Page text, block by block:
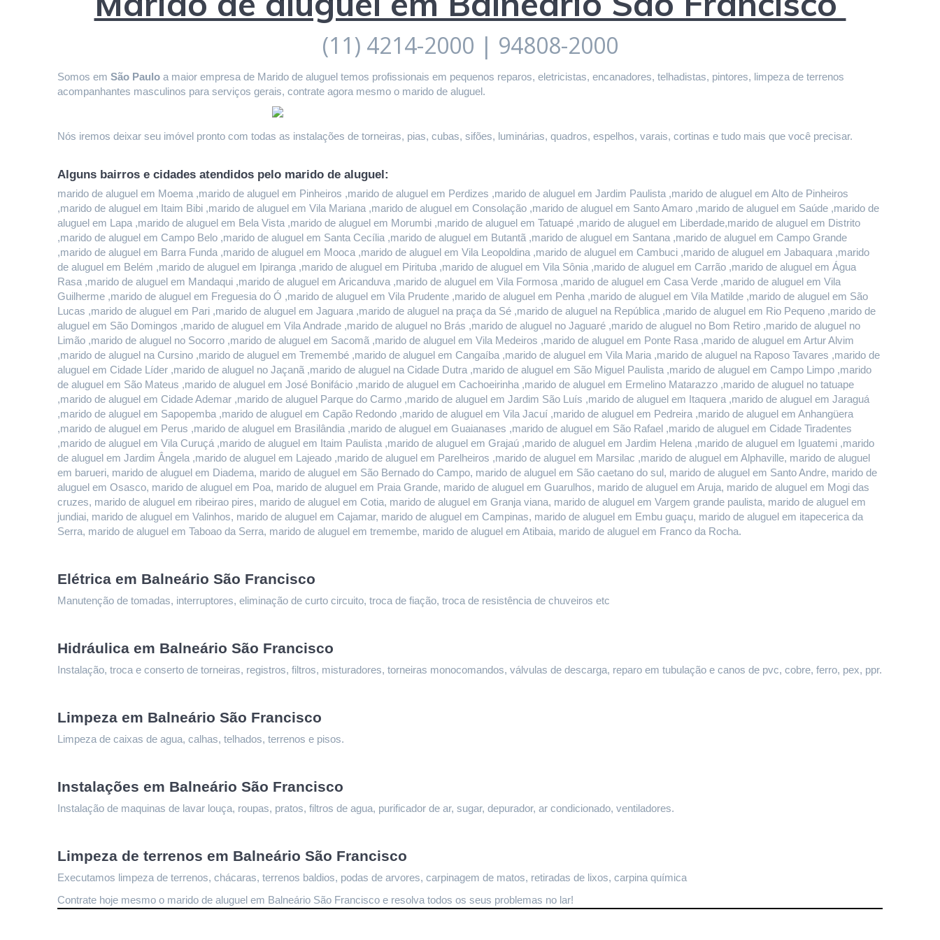
(11) 4214-2000 | 94808-2000
Somos em São Paulo a maior empresa de Marido de aluguel temos profissionais em pequenos reparos, eletricistas, encanadores, telhadistas, pintores, limpeza de terrenos
acompanhantes masculinos para serviços gerais, contrate agora mesmo o marido de aluguel.
Nós iremos deixar seu imóvel pronto com todas as instalações de torneiras, pias, cubas, sifões, luminárias, quadros, espelhos, varais, cortinas e tudo mais que você precisar.
Alguns bairros e cidades atendidos pelo marido de aluguel:
marido de aluguel em Moema ,marido de aluguel em Pinheiros ,marido de aluguel em Perdizes ,marido de aluguel em Jardim Paulista ,marido de aluguel em Alto de Pinheiros
,marido de aluguel em Itaim Bibi ,marido de aluguel em Vila Mariana ,marido de aluguel em Consolação ,marido de aluguel em Santo Amaro ,marido de aluguel em Saúde ,marido de
aluguel em Lapa ,marido de aluguel em Bela Vista ,marido de aluguel em Morumbi ,marido de aluguel em Tatuapé ,marido de aluguel em Liberdade,marido de aluguel em Distrito
,marido de aluguel em Campo Belo ,marido de aluguel em Santa Cecília ,marido de aluguel em Butantã ,marido de aluguel em Santana ,marido de aluguel em Campo Grande
,marido de aluguel em Barra Funda ,marido de aluguel em Mooca ,marido de aluguel em Vila Leopoldina ,marido de aluguel em Cambuci ,marido de aluguel em Jabaquara ,marido
de aluguel em Belém ,marido de aluguel em Ipiranga ,marido de aluguel em Pirituba ,marido de aluguel em Vila Sônia ,marido de aluguel em Carrão ,marido de aluguel em Água
Rasa ,marido de aluguel em Mandaqui ,marido de aluguel em Aricanduva ,marido de aluguel em Vila Formosa ,marido de aluguel em Casa Verde ,marido de aluguel em Vila
Guilherme ,marido de aluguel em Freguesia do Ó ,marido de aluguel em Vila Prudente ,marido de aluguel em Penha ,marido de aluguel em Vila Matilde ,marido de aluguel em São
Lucas ,marido de aluguel em Pari ,marido de aluguel em Jaguara ,marido de aluguel na praça da Sé ,marido de aluguel na República ,marido de aluguel em Rio Pequeno ,marido de
aluguel em São Domingos ,marido de aluguel em Vila Andrade ,marido de aluguel no Brás ,marido de aluguel no Jaguaré ,marido de aluguel no Bom Retiro ,marido de aluguel no
Limão ,marido de aluguel no Socorro ,marido de aluguel em Sacomã ,marido de aluguel em Vila Medeiros ,marido de aluguel em Ponte Rasa ,marido de aluguel em Artur Alvim
,marido de aluguel na Cursino ,marido de aluguel em Tremembé ,marido de aluguel em Cangaíba ,marido de aluguel em Vila Maria ,marido de aluguel na Raposo Tavares ,marido de
aluguel em Cidade Líder ,marido de aluguel no Jaçanã ,marido de aluguel na Cidade Dutra ,marido de aluguel em São Miguel Paulista ,marido de aluguel em Campo Limpo ,marido
de aluguel em São Mateus ,marido de aluguel em José Bonifácio ,marido de aluguel em Cachoeirinha ,marido de aluguel em Ermelino Matarazzo ,marido de aluguel no tatuape
,marido de aluguel em Cidade Ademar ,marido de aluguel Parque do Carmo ,marido de aluguel em Jardim São Luís ,marido de aluguel em Itaquera ,marido de aluguel em Jaraguá
,marido de aluguel em Sapopemba ,marido de aluguel em Capão Redondo ,marido de aluguel em Vila Jacuí ,marido de aluguel em Pedreira ,marido de aluguel em Anhangüera
,marido de aluguel em Perus ,marido de aluguel em Brasilândia ,marido de aluguel em Guaianases ,marido de aluguel em São Rafael ,marido de aluguel em Cidade Tiradentes
,marido de aluguel em Vila Curuçá ,marido de aluguel em Itaim Paulista ,marido de aluguel em Grajaú ,marido de aluguel em Jardim Helena ,marido de aluguel em Iguatemi ,marido
de aluguel em Jardim Ângela ,marido de aluguel em Lajeado ,marido de aluguel em Parelheiros ,marido de aluguel em Marsilac ,marido de aluguel em Alphaville, marido de aluguel
em barueri, marido de aluguel em Diadema, marido de aluguel em São Bernado do Campo, marido de aluguel em São caetano do sul, marido de aluguel em Santo Andre, marido de
aluguel em Osasco, marido de aluguel em Poa, marido de aluguel em Praia Grande, marido de aluguel em Guarulhos, marido de aluguel em Aruja, marido de aluguel em Mogi das
cruzes, marido de aluguel em ribeirao pires, marido de aluguel em Cotia, marido de aluguel em Granja viana, marido de aluguel em Vargem grande paulista, marido de aluguel em
jundiai, marido de aluguel em Valinhos, marido de aluguel em Cajamar, marido de aluguel em Campinas, marido de aluguel em Embu guaçu, marido de aluguel em itapecerica da
Serra, marido de aluguel em Taboao da Serra, marido de aluguel em tremembe, marido de aluguel em Atibaia, marido de aluguel em Franco da Rocha.
Elétrica em Balneário São Francisco
Manutenção de tomadas, interruptores, eliminação de curto circuito, troca de fiação, troca de resistência de chuveiros etc
Hidráulica em Balneário São Francisco
Instalação, troca e conserto de torneiras, registros, filtros, misturadores, torneiras monocomandos, válvulas de descarga, reparo em tubulação e canos de pvc, cobre, ferro, pex, ppr.
Limpeza em Balneário São Francisco
Limpeza de caixas de agua, calhas, telhados, terrenos e pisos.
Instalações em Balneário São Francisco
Instalação de maquinas de lavar louça, roupas, pratos, filtros de agua, purificador de ar, sugar, depurador, ar condicionado, ventiladores.
Limpeza de terrenos em Balneário São Francisco
Executamos limpeza de terrenos, chácaras, terrenos baldios, podas de arvores, carpinagem de matos, retiradas de lixos, carpina química
Contrate hoje mesmo o marido de aluguel em Balneário São Francisco e resolva todos os seus problemas no lar!